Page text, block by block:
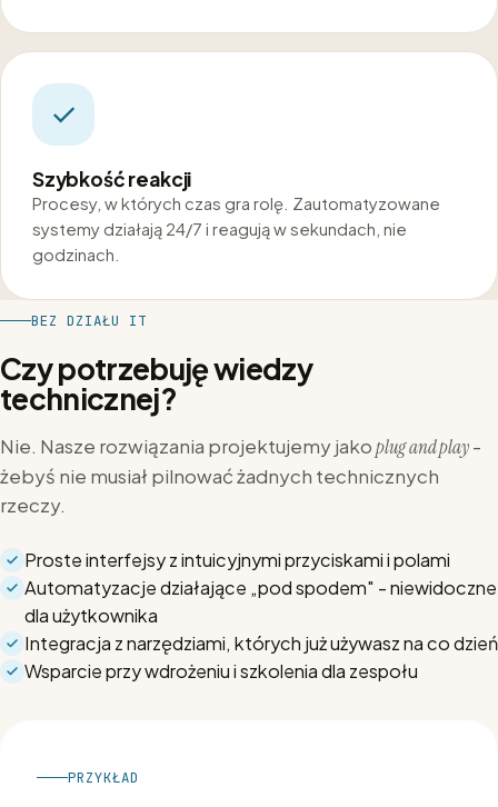
Szybkość reakcji
Procesy, w których czas gra rolę. Zautomatyzowane
systemy działają 24/7 i reagują w sekundach, nie
godzinach.
BEZ DZIAŁU IT
Czy potrzebuję wiedzy
technicznej?
Nie. Nasze rozwiązania projektujemy jakoplug and play-
żebyś nie musiał pilnować żadnych technicznych
rzeczy.
Proste interfejsy z intuicyjnymi przyciskami i polami
Automatyzacje działające „pod spodem" - niewidoczne
dla użytkownika
Integracja z narzędziami, których już używasz na co dzień
Wsparcie przy wdrożeniu i szkolenia dla zespołu
PRZYKŁAD